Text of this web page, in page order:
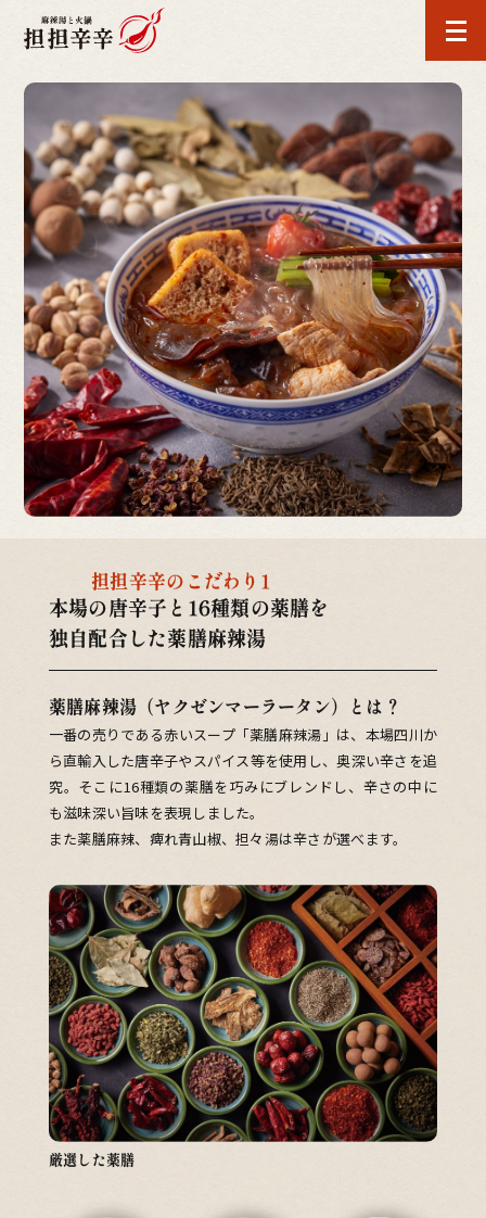
担担辛辛のこだわり1
本場の唐辛子と16種類の薬膳を
独自配合した薬膳麻辣湯
薬膳麻辣湯（ヤクゼンマーラータン）とは？
一番の売りである赤いスープ「薬膳麻辣湯」は、本場四川か
ら直輸入した唐辛子やスパイス等を使用し、奥深い辛さを追
究。そこに16種類の薬膳を巧みにブレンドし、辛さの中に
も滋味深い旨味を表現しました。
また薬膳麻辣、痺れ青山椒、担々湯は辛さが選べます。
厳選した薬膳